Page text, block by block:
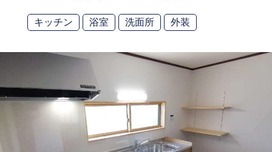
キッチン 浴室 洗面所 外装